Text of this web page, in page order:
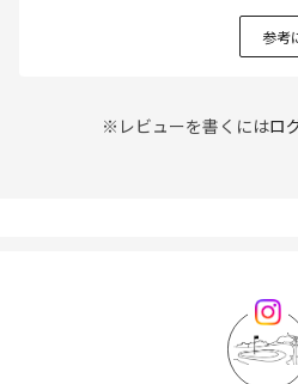
参考
※レビューを書くにはロ